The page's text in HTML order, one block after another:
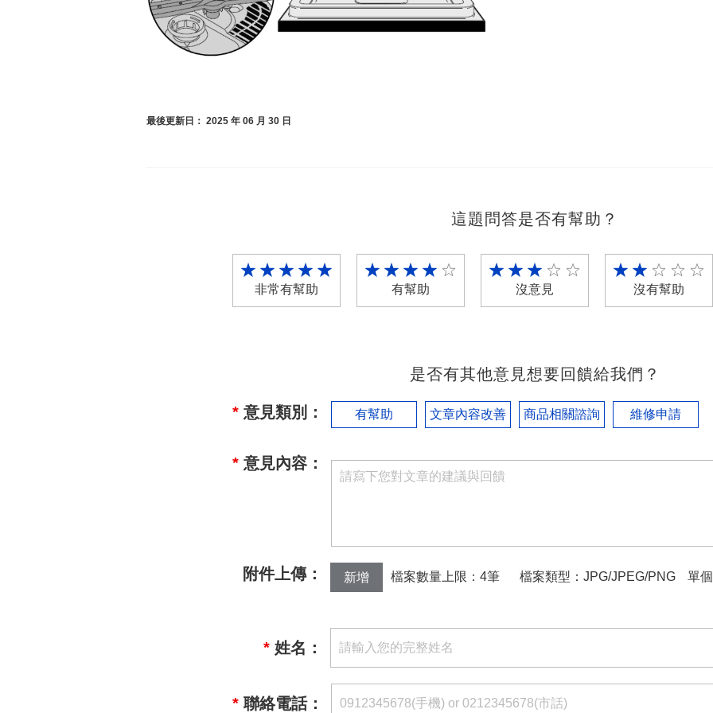
最後更新日： 2025 年 06 月 30 日
這題問答是否有幫助？
非常有幫助 有幫助 沒意見 沒有幫助
是否有其他意見想要回饋給我們？
* 意見類別： 有幫助 文章內容改善 商品相關諮詢 維修申請
* 意見內容：
附件上傳： 新增 檔案數量上限：4筆 檔案類型：JPG/JPEG/PNG 單
* 姓名：
* 聯絡電話：